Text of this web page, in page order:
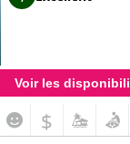
Voir les
$